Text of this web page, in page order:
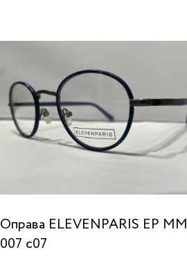
Оправа ELEVENPARIS EP MM
007 c07